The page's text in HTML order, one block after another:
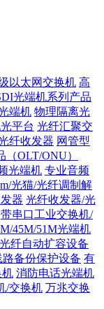
以太网交换机 高
光端机系列产品
端机 物理隔离光
平台 光纤汇聚交
纤收发器 网管型
（OLT/ONU）
光端机 专业音频
光猫/光纤调制解
器 光纤收发器/光
带串口工业交换机/
45M/51M光端机
纤自动扩容设备
路备份保护设备 有
机 消防电话光端机
/交换机 万兆交换